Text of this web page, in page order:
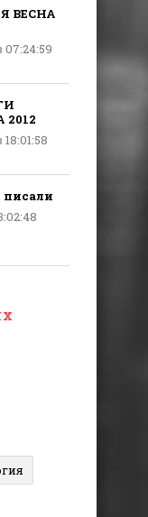
ВЕСНА
07:24:59
писали